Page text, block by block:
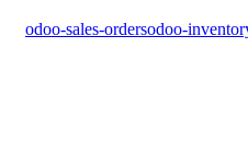
odoo-sales-ordersodoo-